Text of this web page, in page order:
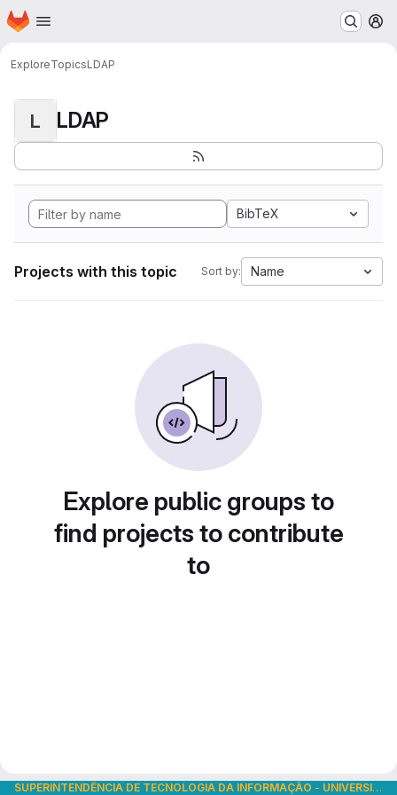
Skip to main content
Homepage
ExploreTopicsLDAP
L LDAP
BibTeX
Projects with this topic Sort by: Name
Explore public groups to
find projects to contribute
to
SUPERINTENDÊNCIA DE TECNOLOGIA DA INFORMAÇÃO - UNIVERSIDADE DE SÃO PAULO